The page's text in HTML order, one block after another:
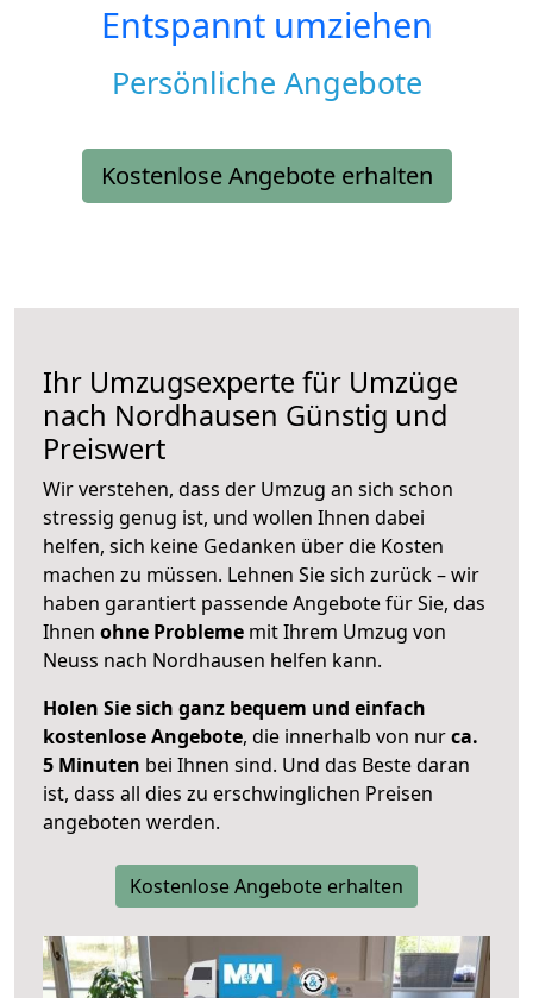
Entspannt umziehen
Persönliche Angebote
Kostenlose Angebote erhalten
Ihr Umzugsexperte für Umzüge
nach Nordhausen Günstig und
Preiswert
Wir verstehen, dass der Umzug an sich schon
stressig genug ist, und wollen Ihnen dabei
helfen, sich keine Gedanken über die Kosten
machen zu müssen. Lehnen Sie sich zurück – wir
haben garantiert passende Angebote für Sie, das
Ihnen ohne Probleme mit Ihrem Umzug von
Neuss nach Nordhausen helfen kann.
Holen Sie sich ganz bequem und einfach
kostenlose Angebote, die innerhalb von nurca.
5 Minuten bei Ihnen sind. Und das Beste daran
ist, dass all dies zu erschwinglichen Preisen
angeboten werden.
Kostenlose Angebote erhalten